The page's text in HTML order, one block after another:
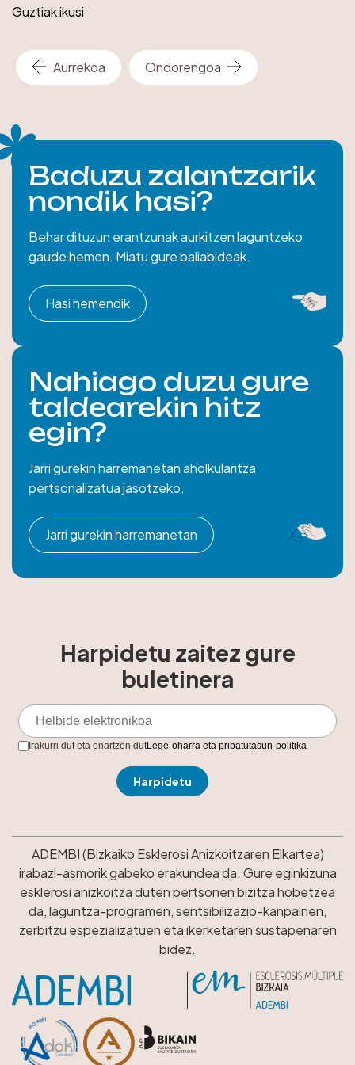
Aurrekoa Ondorengoa
Guztiak ikusi
Baduzu zalantzarik
nondik hasi?
Behar dituzun erantzunak aurkitzen laguntzeko
gaude hemen. Miatu gure baliabideak.
Hasi hemendik
Nahiago duzu gure
taldearekin hitz
egin?
Jarri gurekin harremanetan aholkularitza
pertsonalizatua jasotzeko.
Jarri gurekin harremanetan
Harpidetu zaitez gure
buletinera
Irakurri dut eta onartzen dutLege-oharra eta pribatutasun-politika
ADEMBI (Bizkaiko Esklerosi Anizkoitzaren Elkartea)
irabazi-asmorik gabeko erakundea da. Gure eginkizuna
esklerosi anizkoitza duten pertsonen bizitza hobetzea
da, laguntza-programen, sentsibilizazio-kanpainen,
zerbitzu espezializatuen eta ikerketaren sustapenaren
bidez.